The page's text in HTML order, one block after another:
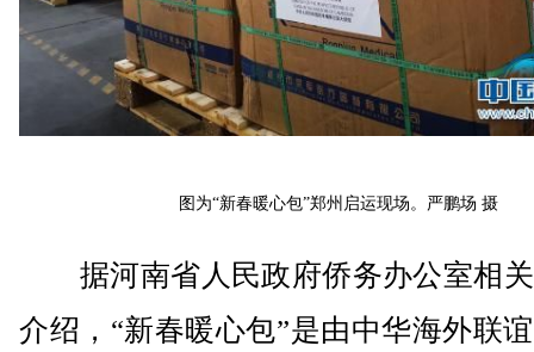
图为“新春暖心包”郑州启运现场。严鹏场 摄
据河南省人民政府侨务办公室相
介绍，“新春暖心包”是由中华海外联